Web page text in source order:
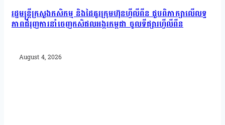
រដ្ឋមន្រ្តីក្រសួងកសិកម្ម និងដៃគូរក្រុមហ៊ុនហ្វីលីពីន ជួបពិភាក្សាលើលទ្ធ
ភាពជំរុញការនាំចេញកសិផលអង្ករកម្ពុជា ចូលទីផ្សារហ្វីលីពីន
August 4, 2026